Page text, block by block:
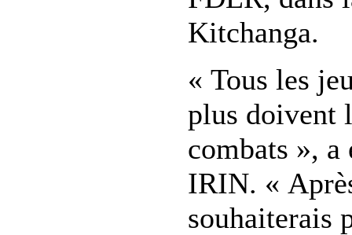
Kitchanga.
« Tous les
plus doivent
combats », a
IRIN. «
souhaiterais